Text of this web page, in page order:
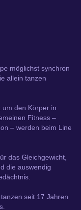
möglichst synchron
allein tanzen
den Körper in
Fitness –
– werden beim Line
das Gleichgewicht,
die auswendig
seit 17 Jahren